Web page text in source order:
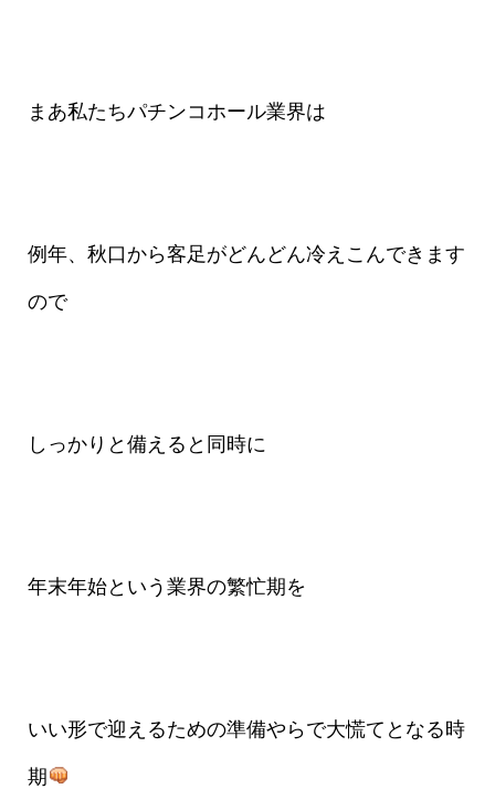
まあ私たちパチンコホール業界は
例年、秋口から客足がどんどん冷えこんできます
ので
しっかりと備えると同時に
年末年始という業界の繁忙期を
いい形で迎えるための準備やらで大慌てとなる時
期